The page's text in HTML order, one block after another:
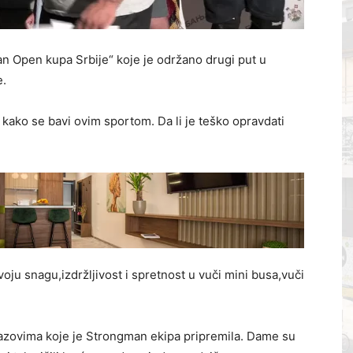
Open kupa Srbije“ koje je održano drugi put u
se bavi ovim sportom. Da li je teško opravdati
snagu,izdržljivost i spretnost u vuči mini busa,vuči
koje je Strongman ekipa pripremila. Dame su